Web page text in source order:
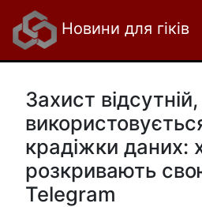
Новини для гіків
Захист
крадіжки даних:
розкривають
Telegram